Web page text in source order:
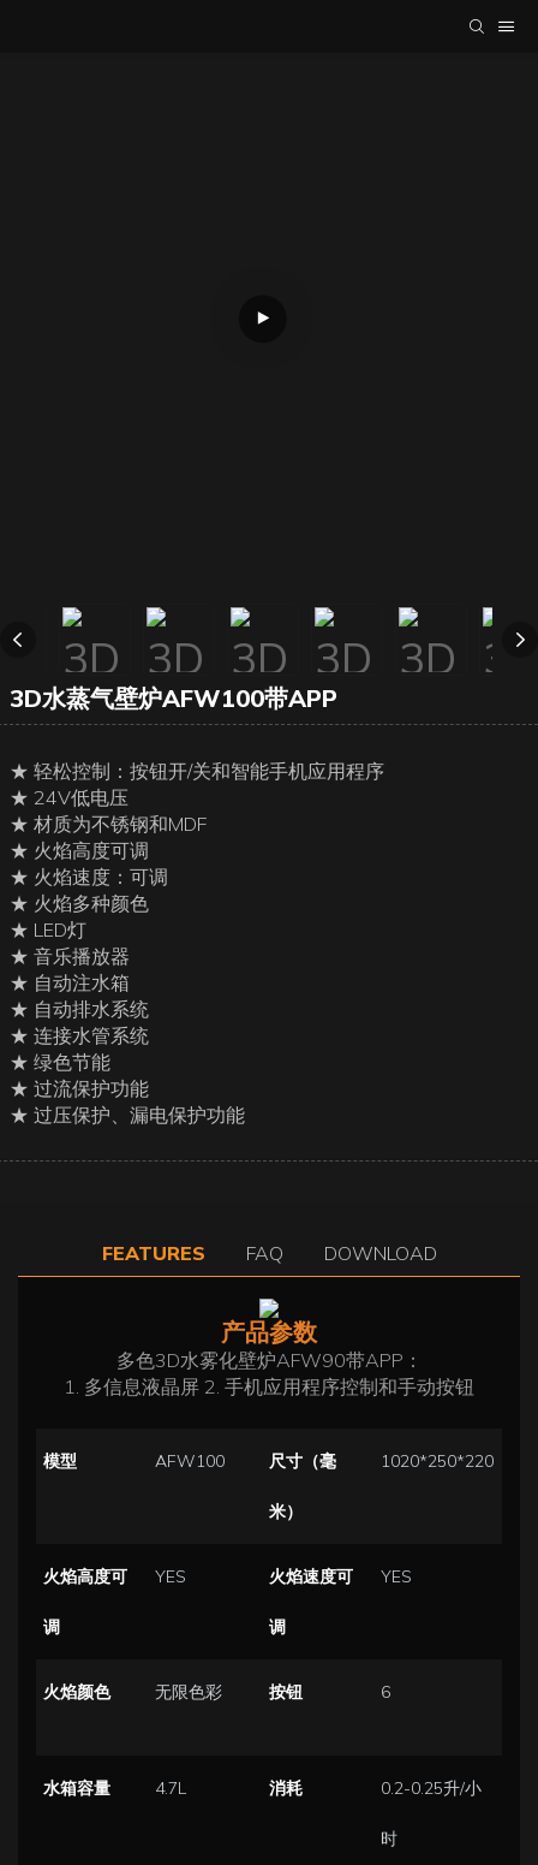
3D水蒸气壁炉AFW100带APP
★ 轻松控制：按钮开/关和智能手机应用程序
★ 24V低电压
★ 材质为不锈钢和MDF
★ 火焰高度可调
★ 火焰速度：可调
★ 火焰多种颜色
★ LED灯
★ 音乐播放器
★ 自动注水箱
★ 自动排水系统
★ 连接水管系统
★ 绿色节能
★ 过流保护功能
★ 过压保护、漏电保护功能
FEATURES FAQ DOWNLOAD
产品参数
多色3D水雾化壁炉AFW90带APP：
1. 多信息液晶屏 2. 手机应用程序控制和手动按钮
模型 AFW100 尺寸（毫
米）
1020*250*220
火焰高度可
调
YES 火焰速度可
调
YES
火焰颜色 无限色彩 按钮 6
水箱容量 4.7L 消耗 0.2-0.25升/小
时